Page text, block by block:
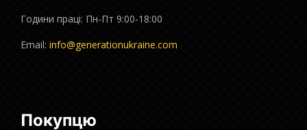
Години праці: Пн-Пт 9:00-18:00
Email: info@generationukraine.com
Покупцю